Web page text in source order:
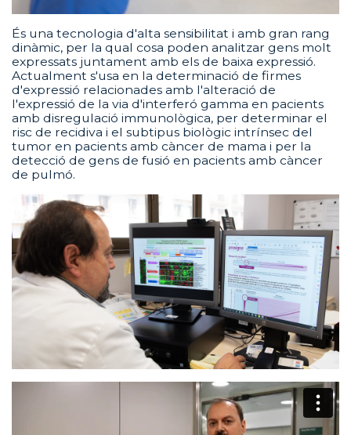
És una tecnologia d'alta sensibilitat i amb gran rang
dinàmic, per la qual cosa poden analitzar gens molt
expressats juntament amb els de baixa expressió.
Actualment s'usa en la determinació de firmes
d'expressió relacionades amb l'alteració de
l'expressió de la via d'interferó gamma en pacients
amb disregulació immunològica, per determinar el
risc de recidiva i el subtipus biològic intrínsec del
tumor en pacients amb càncer de mama i per la
detecció de gens de fusió en pacients amb càncer
de pulmó.